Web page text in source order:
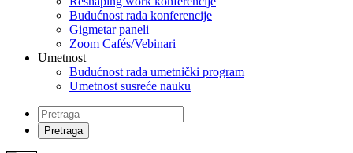
Budućnost rada konferencije
Gigmetar paneli
Zoom Cafés/Vebinari
Umetnost
Budućnost rada umetnički program
Umetnost susreće nauku